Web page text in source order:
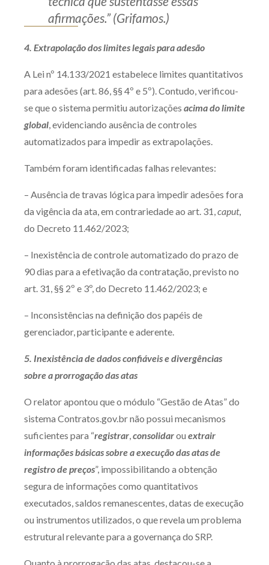
afirmações.” (Grifamos.)
4. Extrapolação dos limites legais para adesão
A Lei nº 14.133/2021 estabelece limites quantitativos
para adesões (art. 86, §§ 4º e 5º). Contudo, verificou-
se que o sistema permitiu autorizações acima do limite
global , evidenciando ausência de controles
automatizados para impedir as extrapolações.
Também foram identificadas falhas relevantes:
– Ausência de travas lógica para impedir adesões fora
da vigência da ata, em contrariedade ao art. 31, caput,
do Decreto 11.462/2023;
– Inexistência de controle automatizado do prazo de
90 dias para a efetivação da contratação, previsto no
art. 31, §§ 2º e 3º, do Decreto 11.462/2023; e
– Inconsistências na definição dos papéis de
gerenciador, participante e aderente.
5. Inexistência de dados confiáveis e divergências
sobre a prorrogação das atas
O relator apontou que o módulo “Gestão de Atas” do
sistema Contratos.gov.br não possui mecanismos
suficientes para “registrar consolidarou extrair
informações básicas sobre a execução das atas de
registro de preços”, impossibilitando a obtenção
segura de informações como quantitativos
executados, saldos remanescentes, datas de execução
ou instrumentos utilizados, o que revela um problema
estrutural relevante para a governança do SRP.
Quanto à prorrogação das atas, destacou-se a